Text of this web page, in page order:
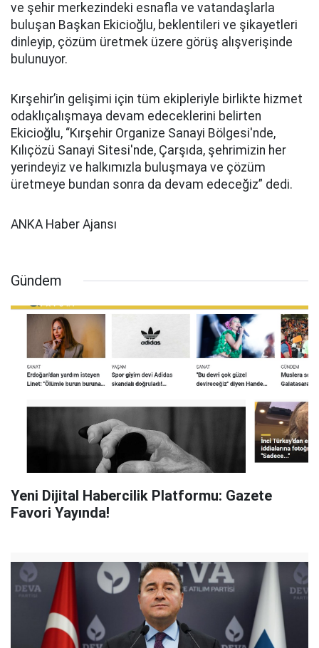
ve şehir merkezindeki esnafla ve vatandaşlarla
buluşan Başkan Ekicioğlu, beklentileri ve şikayetleri
dinleyip, çözüm üretmek üzere görüş alışverişinde
bulunuyor.
Kırşehir’in gelişimi için tüm ekipleriyle birlikte hizmet
odaklıçalışmaya devam edeceklerini belirten
Ekicioğlu, “Kırşehir Organize Sanayi Bölgesi'nde,
Kılıçözü Sanayi Sitesi'nde, Çarşıda, şehrimizin her
yerindeyiz ve halkımızla buluşmaya ve çözüm
üretmeye bundan sonra da devam edeceğiz” dedi.
ANKA Haber Ajansı
Gündem
Yeni Dijital Habercilik Platformu: Gazete
Favori Yayında!